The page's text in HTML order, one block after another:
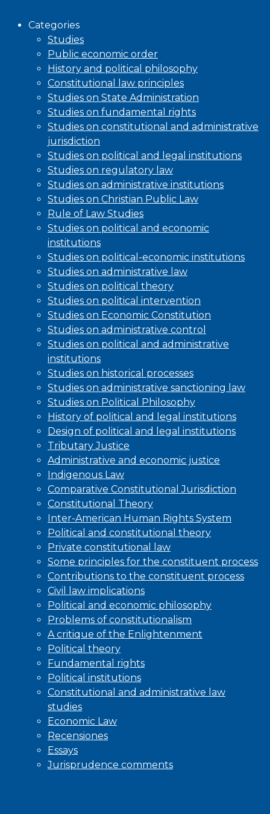
Categories
Studies
Public economic order
History and political philosophy
Constitutional law principles
Studies on State Administration
Studies on fundamental rights
Studies on constitutional and administrative
jurisdiction
Studies on political and legal institutions
Studies on regulatory law
Studies on administrative institutions
Studies on Christian Public Law
Rule of Law Studies
Studies on political and economic
institutions
Studies on political-economic institutions
Studies on administrative law
Studies on political theory
Studies on political intervention
Studies on Economic Constitution
Studies on administrative control
Studies on political and administrative
institutions
Studies on historical processes
Studies on administrative sanctioning law
Studies on Political Philosophy
History of political and legal institutions
Design of political and legal institutions
Tributary Justice
Administrative and economic justice
Indigenous Law
Comparative Constitutional Jurisdiction
Constitutional Theory
Inter-American Human Rights System
Political and constitutional theory
Private constitutional law
Some principles for the constituent process
Contributions to the constituent process
Civil law implications
Political and economic philosophy
Problems of constitutionalism
A critique of the Enlightenment
Political theory
Fundamental rights
Political institutions
Constitutional and administrative law
studies
Economic Law
Recensiones
Essays
Jurisprudence comments